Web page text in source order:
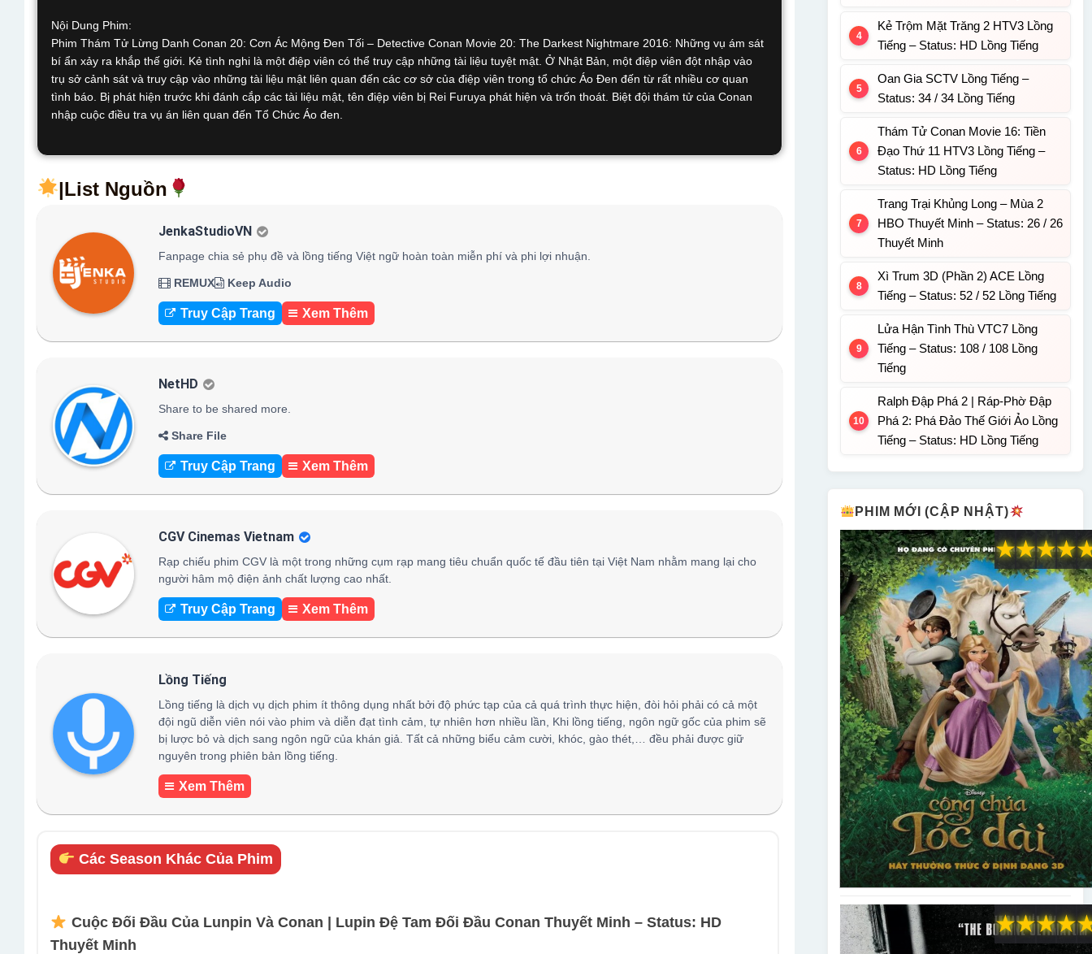
Nội Dung Phim:
Phim Thám Tử Lừng Danh Conan 20: Cơn Ác Mộng Đen Tối – Detective Conan Movie 20: The Darkest Nightmare 2016: Những vụ ám sát
bí ẩn xảy ra khắp thế giới. Kẻ tình nghi là một điệp viên có thể truy cập những tài liệu tuyệt mật. Ở Nhật Bản, một điệp viên đột nhập vào
trụ sở cảnh sát và truy cập vào những tài liệu mật liên quan đến các cơ sở của điệp viên trong tổ chức Áo Đen đến từ rất nhiều cơ quan
tình báo. Bị phát hiện trước khi đánh cắp các tài liệu mật, tên điệp viên bị Rei Furuya phát hiện và trốn thoát. Biệt đội thám tử của Conan
nhập cuộc điều tra vụ án liên quan đến Tổ Chức Áo đen.
|List Nguồn
JenkaStudioVN
Fanpage chia sẻ phụ đề và lồng tiếng Việt ngữ hoàn toàn miễn phí và phi lợi nhuận.
REMUX Keep Audio
Truy Cập Trang Xem Thêm
NetHD
Share to be shared more.
Share File
Truy Cập Trang Xem Thêm
CGV Cinemas Vietnam
Rạp chiếu phim CGV là một trong những cụm rạp mang tiêu chuẩn quốc tế đầu tiên tại Việt Nam nhằm mang lại cho
người hâm mộ điện ảnh chất lượng cao nhất.
Truy Cập Trang Xem Thêm
Lồng Tiếng
Lồng tiếng là dịch vụ dịch phim ít thông dụng nhất bởi độ phức tạp của cả quá trình thực hiện, đòi hỏi phải có cả một
đội ngũ diễn viên nói vào phim và diễn đạt tình cảm, tự nhiên hơn nhiều lần, Khi lồng tiếng, ngôn ngữ gốc của phim sẽ
bị lược bỏ và dịch sang ngôn ngữ của khán giả. Tất cả những biểu cảm cười, khóc, gào thét,… đều phải được giữ
nguyên trong phiên bản lồng tiếng.
Xem Thêm
Các Season Khác Của Phim
Cuộc Đối Đầu Của Lunpin Và Conan | Lupin Đệ Tam Đối Đầu Conan Thuyết Minh – Status: HD
Thuyết Minh
Kẻ Trộm Mặt Trăng 2 HTV3 Lồng
Tiếng – Status: HD Lồng Tiếng
Oan Gia SCTV Lồng Tiếng –
Status: 34 / 34 Lồng Tiếng
Thám Tử Conan Movie 16: Tiền
Đạo Thứ 11 HTV3 Lồng Tiếng –
Status: HD Lồng Tiếng
Trang Trại Khủng Long – Mùa 2
HBO Thuyết Minh – Status: 26 / 26
Thuyết Minh
Xì Trum 3D (Phần 2) ACE Lồng
Tiếng – Status: 52 / 52 Lồng Tiếng
Lửa Hận Tình Thù VTC7 Lồng
Tiếng – Status: 108 / 108 Lồng
Tiếng
Ralph Đập Phá 2 | Ráp-Phờ Đập
Phá 2: Phá Đảo Thế Giới Ảo Lồng
Tiếng – Status: HD Lồng Tiếng
PHIM MỚI (CẬP NHẬT)
★
★
★
★
★
★
★
★